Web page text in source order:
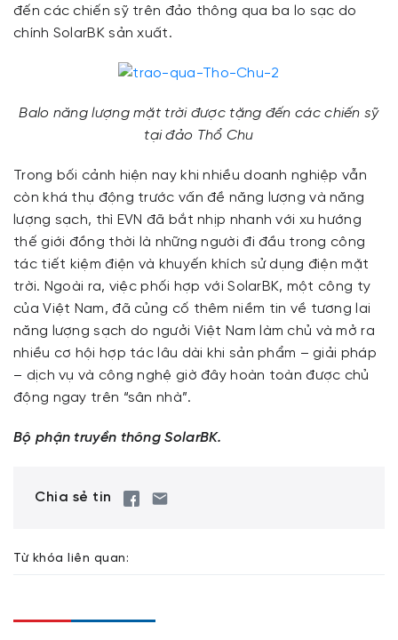
đến các chiến sỹ trên đảo thông qua ba lo sạc do
chính SolarBK sản xuất.
Balo năng lượng mặt trời được tặng đến các chiến sỹ
tại đảo Thổ Chu
Trong bối cảnh hiện nay khi nhiều doanh nghiệp vẫn
còn khá thụ động trước vấn đề năng lượng và năng
lượng sạch, thì EVN đã bắt nhịp nhanh với xu hướng
thế giới đồng thời là những người đi đầu trong công
tác tiết kiệm điện và khuyến khích sử dụng điện mặt
trời. Ngoài ra, việc phối hợp với SolarBK, một công ty
của Việt Nam, đã củng cố thêm niềm tin về tương lai
năng lượng sạch do ngưởi Việt Nam làm chủ và mở ra
nhiều cơ hội hợp tác lâu dài khi sản phẩm – giải pháp
– dịch vụ và công nghệ giờ đây hoàn toàn được chủ
động ngay trên “sân nhà”.
Bộ phận truyền thông SolarBK.
Chia sẻ tin
Từ khóa liên quan: